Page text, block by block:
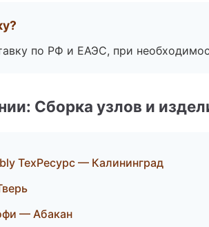
по РФ и ЕАЭС, при
Сборка узлов и
ТехРесурс — Калининград
— Абакан